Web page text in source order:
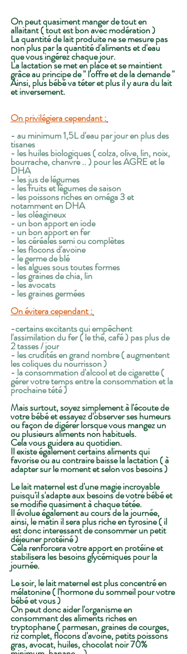
On peut quasiment manger de tout en
allaitant ( tout est bon avec modération )
La quantité de lait produite ne se mesure pas
non plus par la quantité d'aliments et d'eau
que vous ingérez chaque jour.
La lactation se met en place et se maintient
grâce au principe de " l'offre et de la demande "
Ainsi, plus bébé va téter et plus il y aura du lait
et inversement.
On privilégiera cependant :
- au minimum 1,5L d'eau par jour en plus des
tisanes
- les huiles biologiques ( colza, olive, lin, noix,
bourrache, chanvre .. ) pour les AGRE et le
DHA
- les jus de légumes
- les fruits et légumes de saison
- les poissons riches en oméga 3 et
notamment en DHA
- les oléagineux
- un bon apport en iode
- un bon apport en fer
- les céréales semi ou complètes
- les flocons d'avoine
- le germe de blé
- les algues sous toutes formes
- les graines de chia, lin
- les avocats
- les graines germées
On évitera cependant :
-certains excitants qui empêchent
l'assimilation du fer ( le thé, café ) pas plus de
2 tasses / jour
- les crudités en grand nombre ( augmentent
les coliques du nourrisson )
- la consommation d'alcool et de cigarette (
gérer votre temps entre la consommation et la
prochaine tété )
Mais surtout, soyez simplement à l'écoute de
votre bébé et essayez d'observer ses humeurs
ou façon de digérer lorsque vous mangez un
ou plusieurs aliments non habituels.
Cela vous guidera au quotidien.
Il existe également certains aliments qui
favorise ou au contraire baisse la lactation ( à
adapter sur le moment et selon vos besoins )
Le lait maternel est d'une magie incroyable
puisqu'il s'adapte aux besoins de votre bébé et
se modifie quasiment à chaque tétée.
Il évolue également au cours de la journée,
ainsi, le matin il sera plus riche en tyrosine ( il
est donc interessant de consommer un petit
déjeuner protéiné )
Cela renforcera votre apport en protéine et
stabilisera les besoins glycémiques pour la
journée.
Le soir, le lait maternel est plus concentré en
mélatonine ( l'hormone du sommeil pour votre
bébé et vous )
On peut donc aider l'organisme en
consommant des aliments riches en
tryptophane ( parmesan, graines de courges,
riz complet, flocons d'avoine, petits poissons
gras, avocat, huiles, chocolat noir 70%